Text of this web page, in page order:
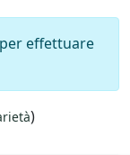
effettuare
)